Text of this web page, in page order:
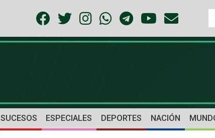
SUCESOS ESPECIALES DEPORTES NACIÓN